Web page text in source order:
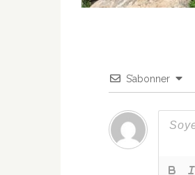
S’abonner